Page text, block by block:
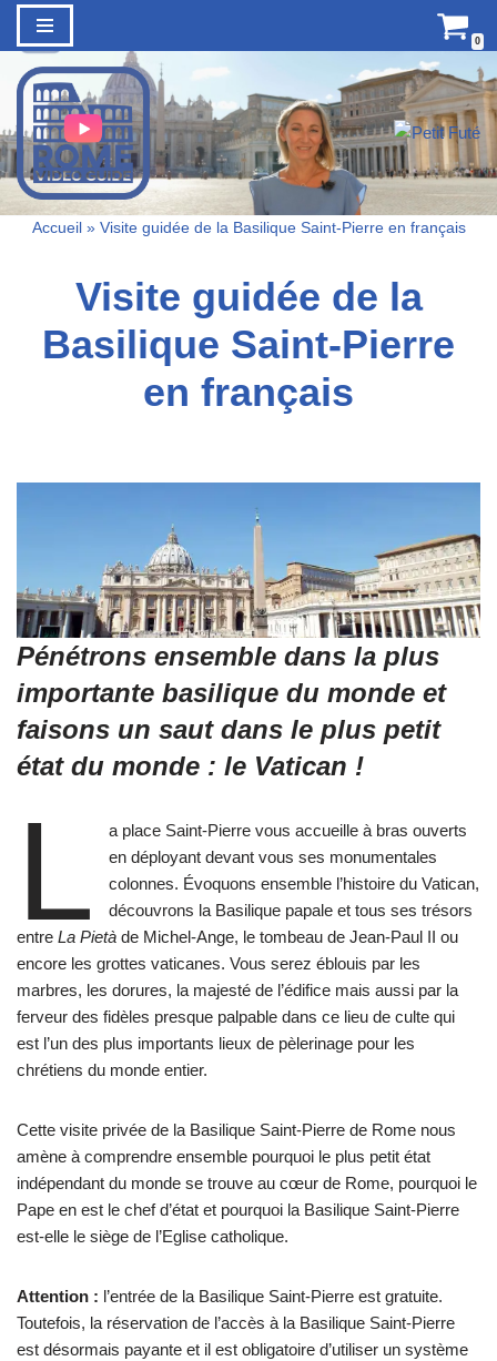
Aller
au
contenu
0
Accueil» Visite guidée de la Basilique Saint-Pierre en français
Visite guidée de la
Basilique Saint-Pierre
en français
Pénétrons ensemble dans la plus
importante basilique du monde et
faisons un saut dans le plus petit
état du monde : le Vatican !
L
a place Saint-Pierre vous accueille à bras ouverts
en déployant devant vous ses monumentales
colonnes. Évoquons ensemble l’histoire du Vatican,
découvrons la Basilique papale et tous ses trésors
entre La Pietà de Michel-Ange, le tombeau de Jean-Paul II ou
encore les grottes vaticanes. Vous serez éblouis par les
marbres, les dorures, la majesté de l’édifice mais aussi par la
ferveur des fidèles presque palpable dans ce lieu de culte qui
est l’un des plus importants lieux de pèlerinage pour les
chrétiens du monde entier.
Cette visite privée de la Basilique Saint-Pierre de Rome nous
amène à comprendre ensemble pourquoi le plus petit état
indépendant du monde se trouve au cœur de Rome, pourquoi le
Pape en est le chef d’état et pourquoi la Basilique Saint-Pierre
est-elle le siège de l’Eglise catholique.
Attention : l’entrée de la Basilique Saint-Pierre est gratuite.
Toutefois, la réservation de l’accès à la Basilique Saint-Pierre
est désormais payante et il est obligatoire d’utiliser un système